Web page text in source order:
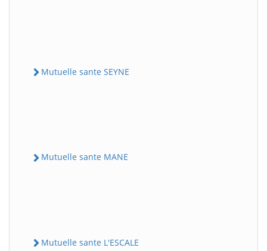
Mutuelle sante SEYNE
Mutuelle sante MANE
Mutuelle sante L'ESCALE